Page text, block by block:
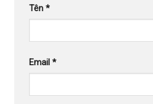
Tên *
Email *